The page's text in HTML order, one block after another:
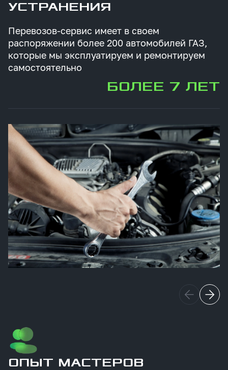
УСТРАНЕНИЯ
Перевозов-сервис имеет в своем
распоряжении более 200 автомобилей ГАЗ,
которые мы эксплуатируем и ремонтируем
самостоятельно
БОЛЕЕ 7 ЛЕТ
ОПЫТ МАСТЕРОВ